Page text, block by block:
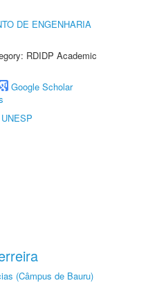
DE ENGENHARIA
RDIDP Academic
Google Scholar
(Câmpus de Bauru)